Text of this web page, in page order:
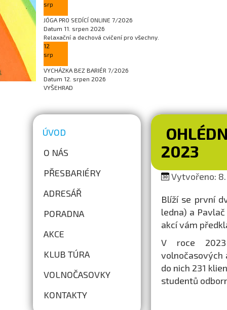
srp
JÓGA PRO SEDÍCÍ ONLINE 7/2026
Datum 11. srpen 2026
Relaxační a dechová cvičení pro všechny.
12
srp
VYCHÁZKA BEZ BARIÉR 7/2026
Datum 12. srpen 2026
VYŠEHRAD
ÚVOD
O NÁS
PŘESBARIÉRY
ADRESÁŘ
PORADNA
AKCE
KLUB TÚRA
VOLNOČASOVKY
KONTAKTY
2023
Vytvořeno: 8.
Blíží se první
ledna) a
akcí vám
V roce 2023
do nich 231
studentů